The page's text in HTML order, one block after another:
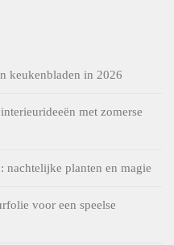
keukenbladen in 2026
met zomerse
nachtelijke planten en magie
voor een speelse